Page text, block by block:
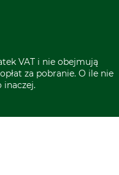
VAT i nie obejmują
za pobranie. O ile nie
inaczej.